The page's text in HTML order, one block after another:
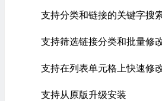
支持分类和链接的关键字搜
支持筛选链接分类和批量修
支持在列表单元格上快速修
支持从原版升级安装